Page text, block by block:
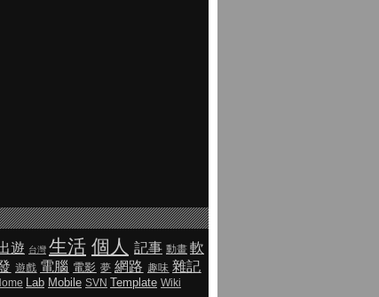
遊 台灣 生活 個人 記事 動畫 軟
遊戲 電腦 電影 夢 網路 趣味 雜記
Lab Mobile SVN Template Wiki